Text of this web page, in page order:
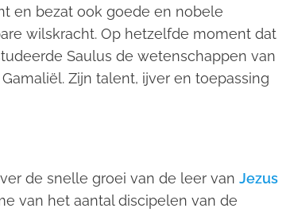
en bezat ook goede en nobele
wilskracht. Op hetzelfde moment dat
Saulus de wetenschappen van
Zijn talent, ijver en toepassing
de snelle groei van de leer van Jezus
van het aantal discipelen van de